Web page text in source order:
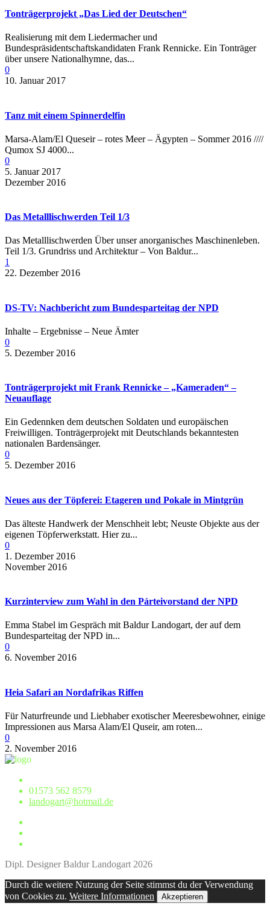
Tonträgerprojekt „Das Lied der Deutschen“
Realisierung mit dem Liedermacher und
Bundespräsidentschaftskandidaten Frank Rennicke. Ein Tonträger
über unsere Nationalhymne, das...
0
10. Januar 2017
Tanz mit einem Spinnerdelfin
Marsa-Alam/El Queseir – rotes Meer – Ägypten – Sommer 2016 ////
Qumox SJ 4000...
0
5. Januar 2017
Dezember 2016
Das Metalllischwerden Teil 1/3
Das Metalllischwerden Über unser anorganisches Maschinenleben.
Teil 1/3. Grundriss und Architektur – Von Baldur...
1
22. Dezember 2016
DS-TV: Nachbericht zum Bundesparteitag der NPD
Inhalte – Ergebnisse – Neue Ämter
0
5. Dezember 2016
Tonträgerprojekt mit Frank Rennicke – „Kameraden“ –
Neuauflage
Ein Gedennken dem deutschen Soldaten und europäischen
Freiwilligen. Tonträgerprojekt mit Deutschlands bekanntesten
nationalen Bardensänger.
0
5. Dezember 2016
Neues aus der Töpferei: Etageren und Pokale in Mintgrün
Das älteste Handwerk der Menschheit lebt; Neuste Objekte aus der
eigenen Töpferwerkstatt. Hier zu...
0
1. Dezember 2016
November 2016
Kurzinterview zum Wahl in den Párteivorstand der NPD
Emma Stabel im Gespräch mit Baldur Landogart, der auf dem
Bundesparteitag der NPD in...
0
6. November 2016
Heia Safari an Nordafrikas Riffen
Für Naturfreunde und Liebhaber exotischer Meeresbewohner, einige
Impressionen aus Marsa Alam/El Quseir, am roten...
0
2. November 2016
01573 562 8579
landogart@hotmail.de
Dipl. Designer Baldur Landogart 2026
Durch die weitere Nutzung der Seite stimmst du der Verwendung
von Cookies zu. Weitere Informationen Akzeptieren